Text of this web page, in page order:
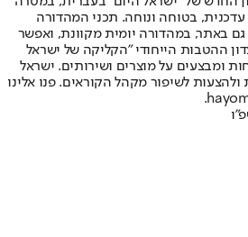
בטוחה ונוחה. תכני המהדורה
באתר, במהדורה יומית מקוונת, ואפשר
ההטבות הייחודי "הקליקה של ישראל
ומבצעים על מוצרים ושירותים. ישראל
לשיפור מקהל הקוראים. פנו אלינו